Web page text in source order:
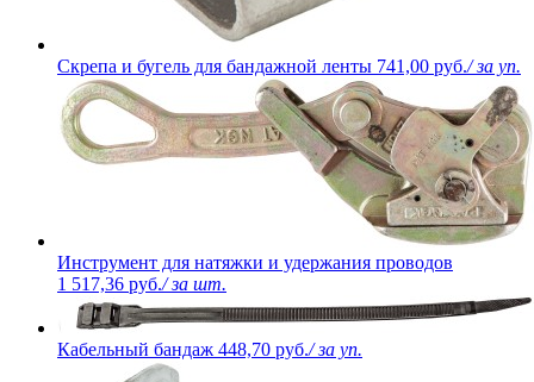
Скрепа и бугель для бандажной ленты 741,00 руб./ за уп.
Инструмент для натяжки и удержания проводов
1 517,36 руб./ за шт.
Кабельный бандаж 448,70 руб./ за уп.